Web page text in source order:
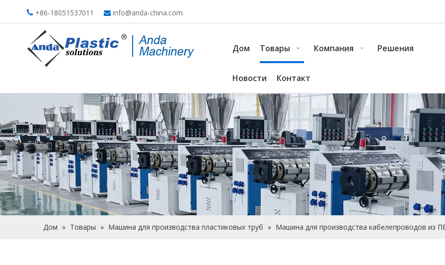
 +86-18051537011  info@anda-china.com
Дом Товары Компания Решения
Новости Контакт
Дом » Товары » Машина для производства пластиковых труб » Машина для производства кабелепроводов из